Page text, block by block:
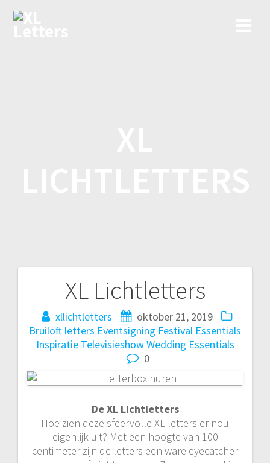
XL Lichtletters
xllichtletters
oktober 21, 2019
Bruiloft letters Eventsigning Festival Essentials
Inspiratie TelevisieshowWedding Essentials
0
De XL Lichtletters
Hoe zien deze sfeervolle XL letters er nou
eigenlijk uit? Met een hoogte van 100
centimeter zijn de letters een ware eyecatcher
Bericht
navigatie